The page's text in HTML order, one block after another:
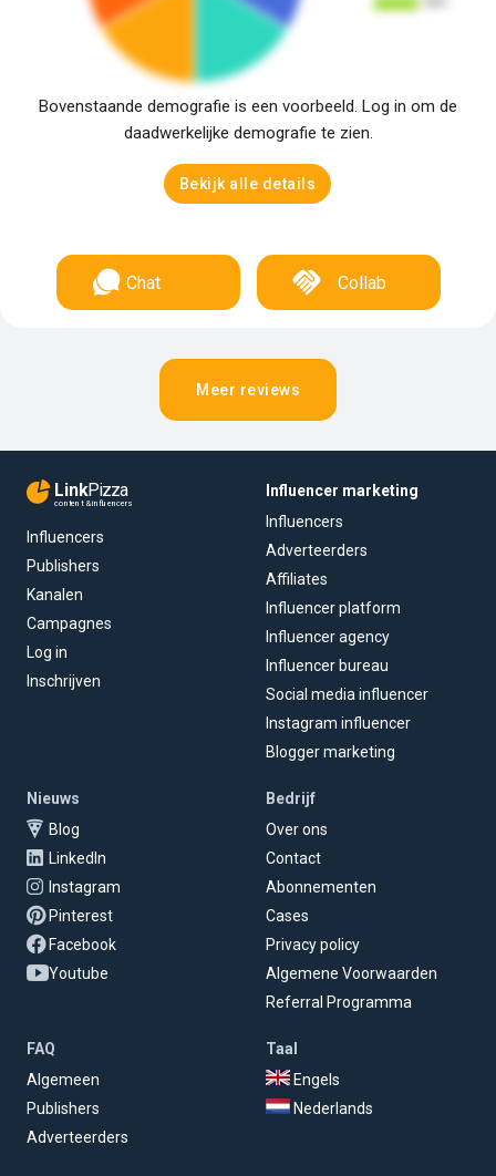
Bovenstaande demografie is een voorbeeld. Log in om de
daadwerkelijke demografie te zien.
Bekijk alle details
Chat Collab
Meer reviews
LinkPizza
content & influencers
Influencers
Publishers
Kanalen
Campagnes
Log in
Inschrijven
Influencer marketing
Influencers
Adverteerders
Affiliates
Influencer platform
Influencer agency
Influencer bureau
Social media influencer
Instagram influencer
Blogger marketing
Nieuws
Blog
LinkedIn
Instagram
Pinterest
Facebook
Youtube
Bedrijf
Over ons
Contact
Abonnementen
Cases
Privacy policy
Algemene Voorwaarden
Referral Programma
FAQ
Algemeen
Publishers
Adverteerders
Taal
Engels
Nederlands